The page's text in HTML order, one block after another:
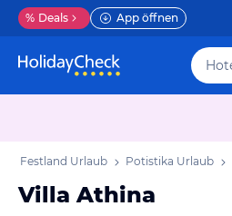
% Deals App öffnen
Festland Urlaub Potistika Urlaub
Villa Athina